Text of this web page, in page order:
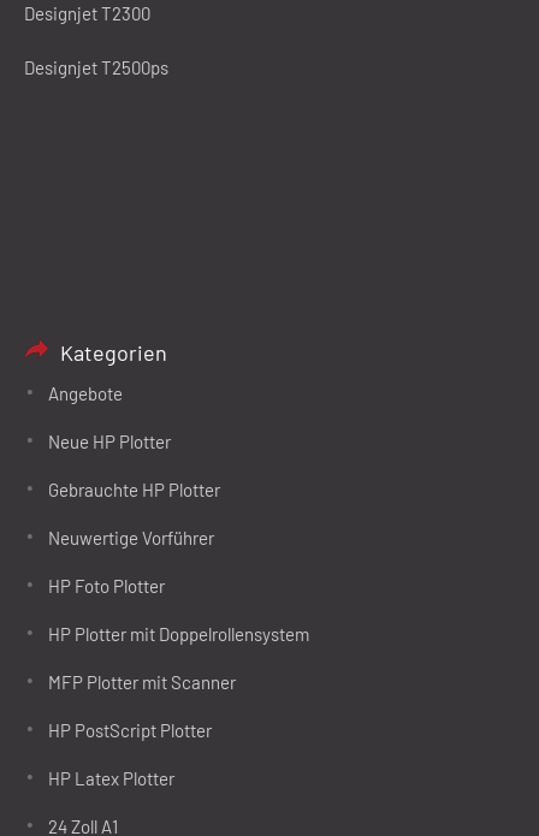
Designjet T2300
Designjet T2500ps
Kategorien
Angebote
Neue HP Plotter
Gebrauchte HP Plotter
Neuwertige Vorführer
HP Foto Plotter
HP Plotter mit Doppelrollensystem
MFP Plotter mit Scanner
HP PostScript Plotter
HP Latex Plotter
24 Zoll A1